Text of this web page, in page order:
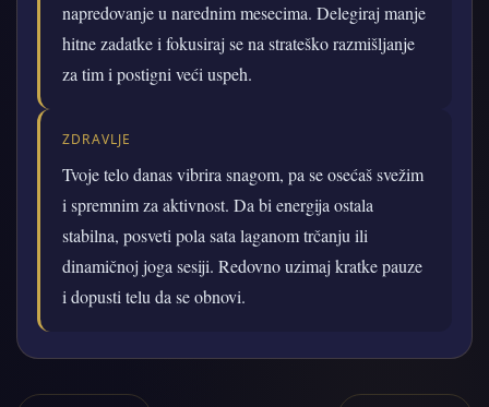
napredovanje u narednim mesecima. Delegiraj manje
hitne zadatke i fokusiraj se na strateško razmišljanje
za tim i postigni veći uspeh.
ZDRAVLJE
Tvoje telo danas vibrira snagom, pa se osećaš svežim
i spremnim za aktivnost. Da bi energija ostala
stabilna, posveti pola sata laganom trčanju ili
dinamičnoj joga sesiji. Redovno uzimaj kratke pauze
i dopusti telu da se obnovi.